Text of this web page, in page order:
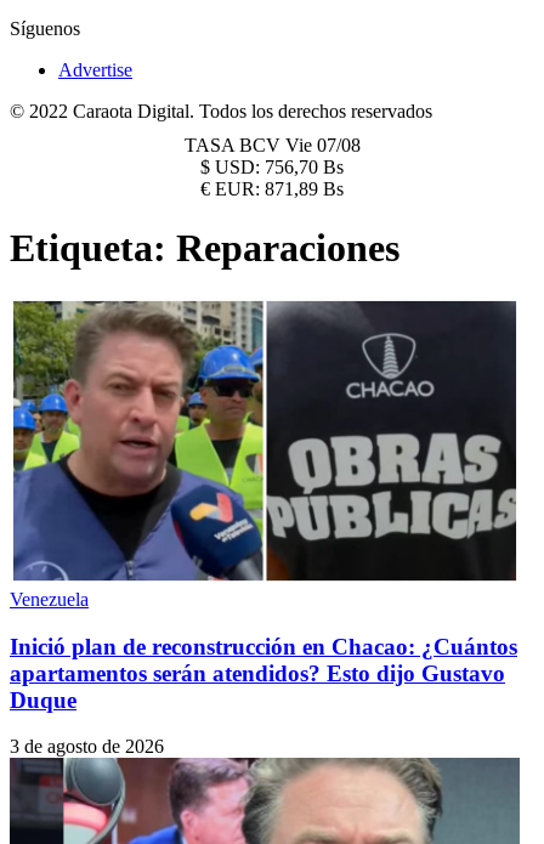
Síguenos
Advertise
© 2022 Caraota Digital. Todos los derechos reservados
TASA BCV Vie 07/08
$ USD: 756,70 Bs
€ EUR: 871,89 Bs
Etiqueta: Reparaciones
Venezuela
Inició plan de reconstrucción en Chacao: ¿Cuántos
apartamentos serán atendidos? Esto dijo Gustavo
Duque
3 de agosto de 2026